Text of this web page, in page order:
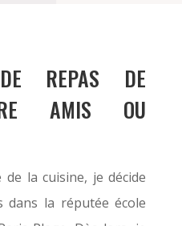
DE REPAS DE
AMIS OU
la cuisine, je décide
dans la réputée école